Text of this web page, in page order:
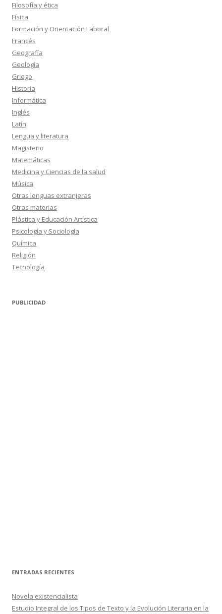
Filosofía y ética
Física
Formación y Orientación Laboral
Francés
Geografía
Geología
Griego
Historia
Informática
Inglés
Latín
Lengua y literatura
Magisterio
Matemáticas
Medicina y Ciencias de la salud
Música
Otras lenguas extranjeras
Otras materias
Plástica y Educación Artística
Psicología y Sociología
Química
Religión
Tecnología
PUBLICIDAD
ENTRADAS RECIENTES
Novela existencialista
Estudio Integral de los Tipos de Texto y la Evolución Literaria en la